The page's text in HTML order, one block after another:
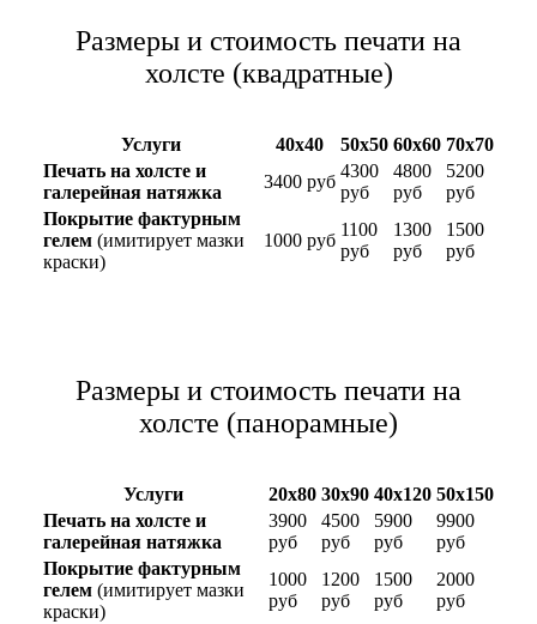
Размеры и стоимость печати на
холсте (квадратные)
Услуги 40х40 50х50 60х60 70х70
Печать на холсте и
галерейная натяжка
3400 руб
4300
руб
4800
руб
5200
руб
Покрытие фактурным
гелем (имитирует мазки
краски)
1000 руб
1100
руб
1300
руб
1500
руб
Размеры и стоимость печати на
холсте (панорамные)
Услуги 20х80 30х90 40х120 50х150
Печать на холсте и
галерейная натяжка
3900
руб
4500
руб
5900
руб
9900
руб
Покрытие фактурным
гелем (имитирует мазки
краски)
1000
руб
1200
руб
1500
руб
2000
руб